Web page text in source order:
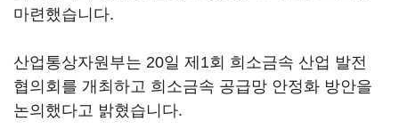
마련했습니다.
산업통상자원부는 20일 제1회 희소금속 산업 발전
협의회를 개최하고 희소금속 공급망 안정화 방안을
논의했다고 밝혔습니다.